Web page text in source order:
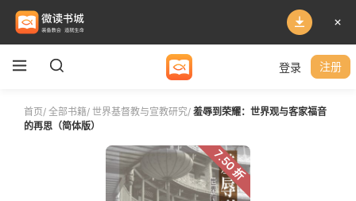
登录 注册
首页/ 全部书籍/ 世界基督教与宣教研究/ 羞辱到荣耀：世界观与客家福音
的再思（简体版）
7.50 折